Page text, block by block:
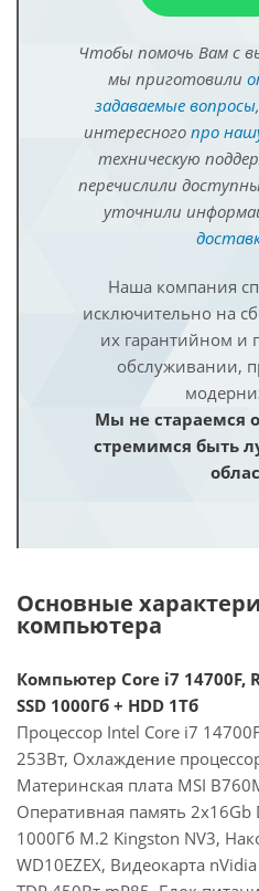
Чтобы помочь Вам с
мы приготовили
задаваемые вопросы
интересного про
техническую
перечислили
уточнили
Наша компания
исключительно на
их гарантийном и
обслуживании,
Мы не стараемся
стремимся быть
Основные
компьютера
Компьютер Core i7 14700F,
SSD 1000Гб + HDD 1Тб
Процессор Intel Core i7
253Вт, Охлаждение
Материнская плата MSI
Оперативная память 2x16Gb
1000Гб M.2 Kingston NV3,
WD10EZEX, Видеокарта